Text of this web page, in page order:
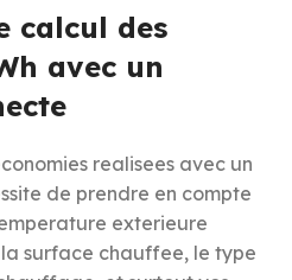
calcul des
avec un
realisees avec un
de prendre en compte
exterieure
surface chauffee, le type